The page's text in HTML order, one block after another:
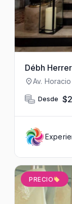
Débh
Av.
México,
Desde
PRECIO